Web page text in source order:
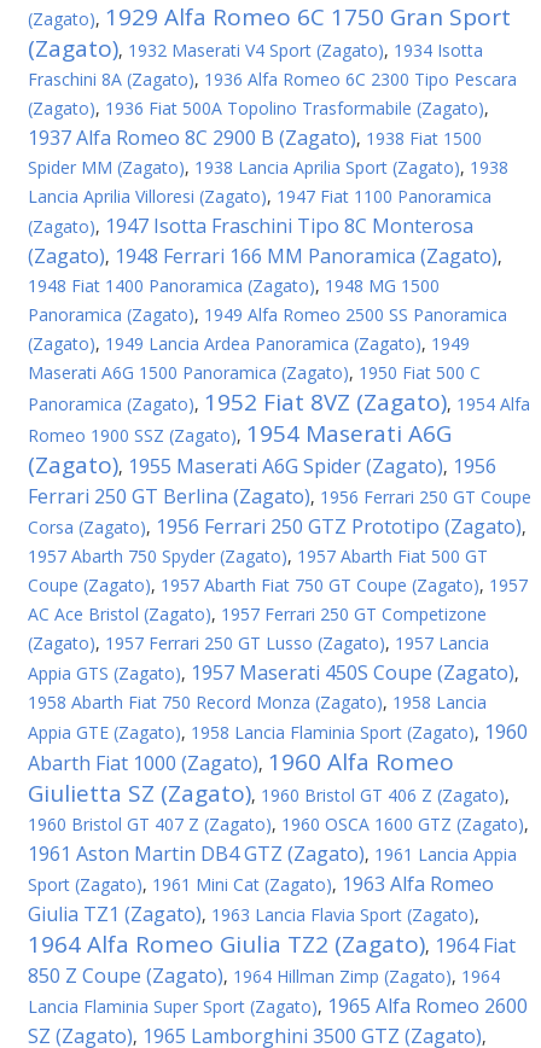
(Zagato), 1929 Alfa Romeo 6C 1750 Gran Sport
(Zagato), 1932 Maserati V4 Sport (Zagato), 1934 Isotta
Fraschini 8A (Zagato), 1936 Alfa Romeo 6C 2300 Tipo Pescara
(Zagato), 1936 Fiat 500A Topolino Trasformabile (Zagato),
1937 Alfa Romeo 8C 2900 B (Zagato), 1938 Fiat 1500
Spider MM (Zagato), 1938 Lancia Aprilia Sport (Zagato), 1938
Lancia Aprilia Villoresi (Zagato), 1947 Fiat 1100 Panoramica
(Zagato), 1947 Isotta Fraschini Tipo 8C Monterosa
(Zagato), 1948 Ferrari 166 MM Panoramica (Zagato),
1948 Fiat 1400 Panoramica (Zagato), 1948 MG 1500
Panoramica (Zagato), 1949 Alfa Romeo 2500 SS Panoramica
(Zagato), 1949 Lancia Ardea Panoramica (Zagato), 1949
Maserati A6G 1500 Panoramica (Zagato), 1950 Fiat 500 C
Panoramica (Zagato), 1952 Fiat 8VZ (Zagato), 1954 Alfa
Romeo 1900 SSZ (Zagato), 1954 Maserati A6G
(Zagato), 1955 Maserati A6G Spider (Zagato), 1956
Ferrari 250 GT Berlina (Zagato), 1956 Ferrari 250 GT Coupe
Corsa (Zagato), 1956 Ferrari 250 GTZ Prototipo (Zagato),
1957 Abarth 750 Spyder (Zagato), 1957 Abarth Fiat 500 GT
Coupe (Zagato), 1957 Abarth Fiat 750 GT Coupe (Zagato), 1957
AC Ace Bristol (Zagato), 1957 Ferrari 250 GT Competizone
(Zagato), 1957 Ferrari 250 GT Lusso (Zagato), 1957 Lancia
Appia GTS (Zagato), 1957 Maserati 450S Coupe (Zagato),
1958 Abarth Fiat 750 Record Monza (Zagato), 1958 Lancia
Appia GTE (Zagato), 1958 Lancia Flaminia Sport (Zagato), 1960
Abarth Fiat 1000 (Zagato), 1960 Alfa Romeo
Giulietta SZ (Zagato), 1960 Bristol GT 406 Z (Zagato),
1960 Bristol GT 407 Z (Zagato), 1960 OSCA 1600 GTZ (Zagato),
1961 Aston Martin DB4 GTZ (Zagato), 1961 Lancia Appia
Sport (Zagato), 1961 Mini Cat (Zagato), 1963 Alfa Romeo
Giulia TZ1 (Zagato), 1963 Lancia Flavia Sport (Zagato),
1964 Alfa Romeo Giulia TZ2 (Zagato), 1964 Fiat
850 Z Coupe (Zagato), 1964 Hillman Zimp (Zagato), 1964
Lancia Flaminia Super Sport (Zagato), 1965 Alfa Romeo 2600
SZ (Zagato), 1965 Lamborghini 3500 GTZ (Zagato),